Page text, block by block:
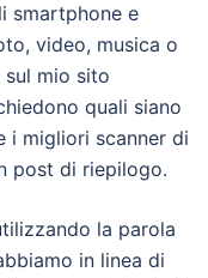
smartphone e
video, musica o
sul mio sito
quali siano
i migliori scanner di
post di riepilogo.
la parola
in linea di